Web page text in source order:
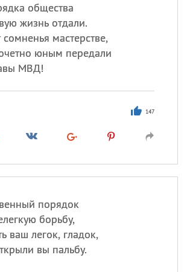
общества
жизнь отдали.
мастерстве,
юным передали
МВД!
147
порядок
борьбу,
ваш легок, гладок,
вы пальбу.